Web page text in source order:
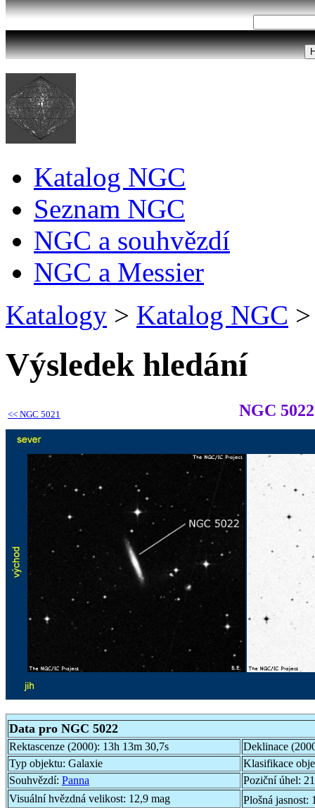
Katalog NGC
Seznam NGC
NGC a souhvězdí
NGC a Messier
Katalogy > Katalog NGC >
Výsledek hledání
<< NGC 5021 NGC 5022
Data pro NGC 5022
Rektascenze (2000): 13h 13m 30,7s
Deklinace
Typ objektu: Galaxie
Klasifikace
Souhvězdí: Panna Poziční úhel:
Visuální hvězdná velikost: 12,9 mag Plošná jasnost: